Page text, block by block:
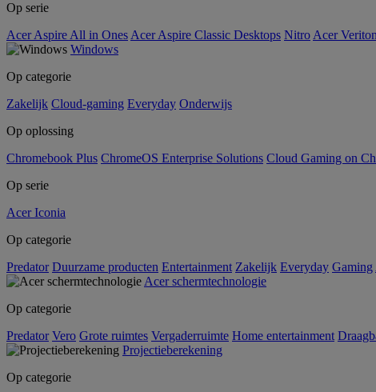
Op serie
Acer Aspire All in Ones Acer Aspire Classic Desktops Nitro Acer
Windows
Op categorie
Zakelijk Cloud-gaming Everyday Onderwijs
Op oplossing
Chromebook Plus ChromeOS Enterprise Solutions Cloud Gaming on
Op serie
Acer Iconia
Op categorie
Predator Duurzame producten Entertainment Zakelijk Everyday Gaming
Acer schermtechnologie
Op categorie
Predator Vero Grote ruimtes Vergaderruimte Home entertainment
Projectieberekening
Op categorie